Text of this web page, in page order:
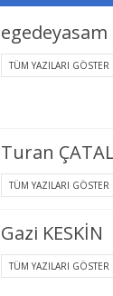
egedeyasam
TÜM YAZILARI GÖSTER
Turan ÇATAL
TÜM YAZILARI GÖSTER
Gazi KESKİN
TÜM YAZILARI GÖSTER